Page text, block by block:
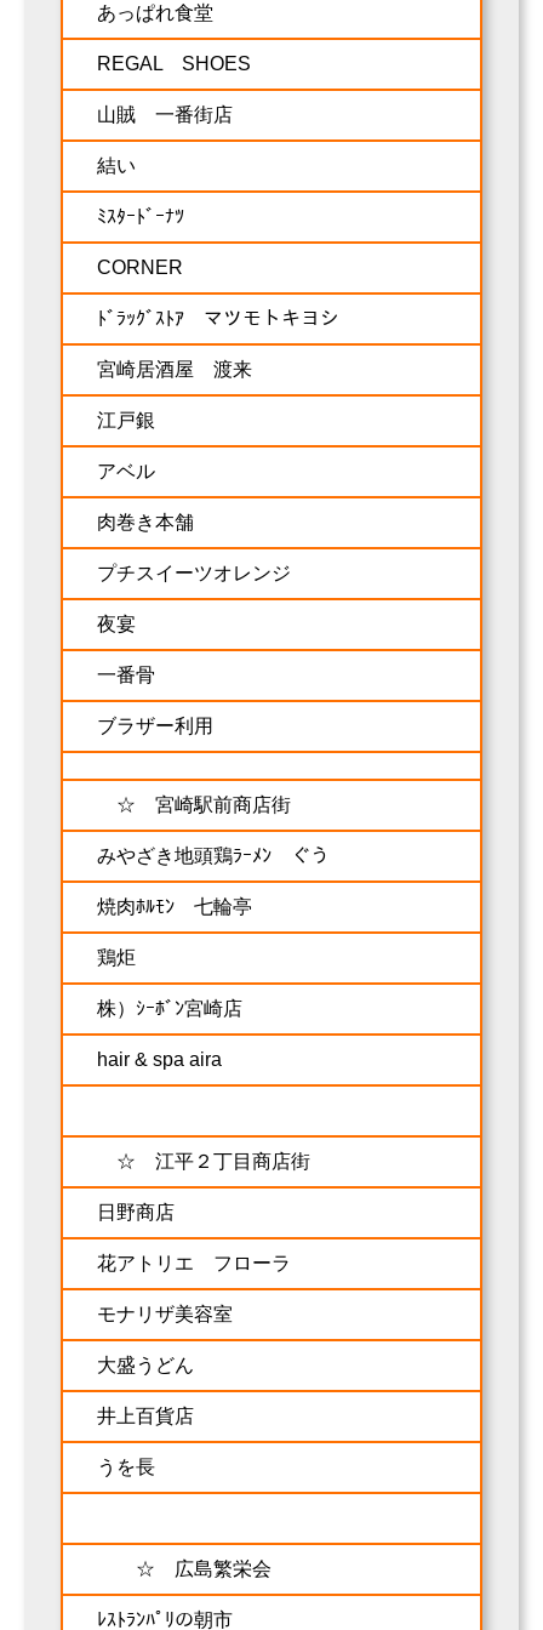
あっぱれ食堂
REGAL SHOES
山賊 一番街店
結い
ﾐｽﾀｰﾄﾞｰﾅﾂ
CORNER
ﾄﾞﾗｯｸﾞｽﾄｱ マツモトキヨシ
宮崎居酒屋 渡来
江戸銀
アベル
肉巻き本舗
プチスイーツオレンジ
夜宴
一番骨
ブラザー利用
☆ 宮崎駅前商店街
みやざき地頭鶏ﾗｰﾒﾝ ぐう
焼肉ﾎﾙﾓﾝ 七輪亭
鶏炬
株）ｼｰﾎﾞﾝ宮崎店
hair & spa aira
☆ 江平２丁目商店街
日野商店
花アトリエ フローラ
モナリザ美容室
大盛うどん
井上百貨店
うを長
☆ 広島繁栄会
ﾚｽﾄﾗﾝﾊﾟﾘの朝市